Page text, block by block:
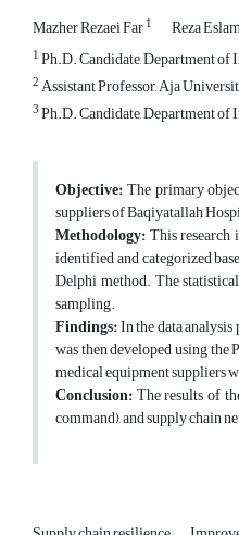
Mazher Rezaei Far1 Reza
1Ph.D. Candidate, Department of
2Assistant Professor, Aja
3Ph.D. Candidate, Department of
Objective:The primary
suppliers of Baqiyatallah
Methodology:This
identified and categorized
Delphi method. The
sampling.
Findings:In the data
was then developed using
medical equipment suppliers
Conclusion:The results of
command), and supply chain